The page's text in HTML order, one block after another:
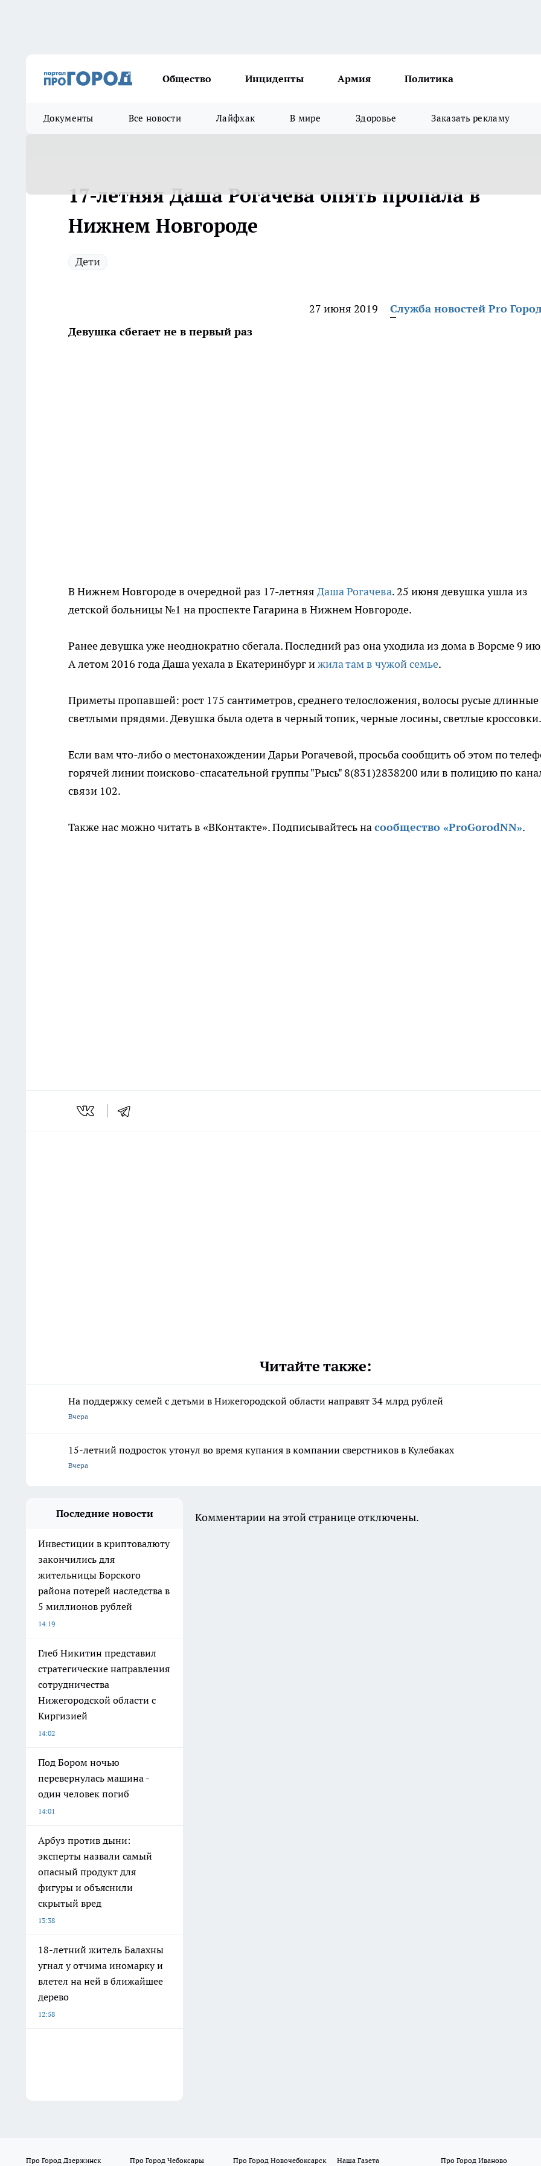
Общество Инциденты Армия Политика
Документы Все новости Лайфхак В мире Здоровье Заказать рекламу
17-летняя Даша Рогачева опять пропала в
Нижнем Новгороде
Дети
27 июня 2019
Служба новостей Pro
Девушка сбегает не в первый раз
В Нижнем Новгороде в очередной раз 17-летняя Даша Рогачева. 25 июня девушка ушла из
детской больницы №1 на проспекте Гагарина в Нижнем Новгороде.
Ранее девушка уже неоднократно сбегала. Последний раз она уходила из дома в Ворсме 9
А летом 2016 года Даша уехала в Екатеринбург ижила там в чужой семье.
Приметы пропавшей: рост 175 сантиметров, среднего телосложения, волосы русые длинные
светлыми прядями. Девушка была одета в черный топик, черные лосины, светлые кроссовки.
Если вам что-либо о местонахождении Дарьи Рогачевой, просьба сообщить об этом по
горячей линии поисково-спасательной группы "Рысь" 8(831)2838200 или в полицию по
связи 102.
Также нас можно читать в «ВКонтакте». Подписывайтесь насообщество «ProGorodNN».
Читайте также:
На поддержку семей с детьми в Нижегородской области направят 34 млрд рублей
Вчера
15-летний подросток утонул во время купания в компании сверстников в Кулебаках
Вчера
Последние новости
Инвестиции в криптовалюту
закончились для
жительницы Борского
района потерей наследства в
5 миллионов рублей
14:19
Глеб Никитин представил
стратегические направления
сотрудничества
Нижегородской области с
Киргизией
14:02
Под Бором ночью
перевернулась машина -
один человек погиб
14:01
Арбуз против дыни:
эксперты назвали самый
опасный продукт для
фигуры и объяснили
скрытый вред
13:38
18-летний житель Балахны
угнал у отчима иномарку и
влетел на ней в ближайшее
дерево
12:58
Комментарии на этой странице отключены.
Про Город Дзержинск Про Город Чебоксары Про Город Новочебоксарск Наша Газета Про Город Иваново